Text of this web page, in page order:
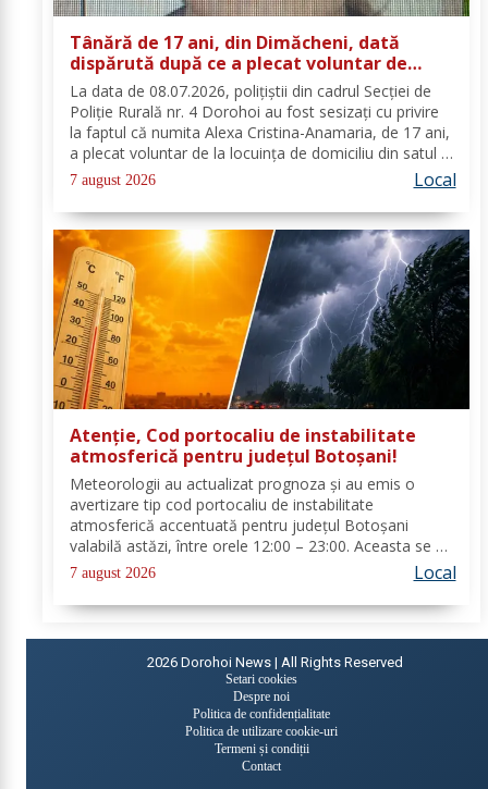
Tânără de 17 ani, din Dimăcheni, dată
dispărută după ce a plecat voluntar de
acasă și nu a mai revenit
La data de 08.07.2026, polițiștii din cadrul Secției de
Poliție Rurală nr. 4 Dorohoi au fost sesizați cu privire
la faptul că numita Alexa Cristina-Anamaria, de 17 ani,
a plecat voluntar de la locuința de domiciliu din satul și
comuna Dimăcheni, județul Botoșani. Semnalmentele
numitei Alexa...
7 august 2026 Local
Atenție, Cod portocaliu de instabilitate
atmosferică pentru județul Botoșani!
Meteorologii au actualizat prognoza și au emis o
avertizare tip cod portocaliu de instabilitate
atmosferică accentuată pentru județul Botoșani
valabilă astăzi, între orele 12:00 – 23:00. Aceasta se va
manifesta prin intensificări ale vântului, vijelii puternice
(rafale de 70...90 km/h), averse...
7 august 2026 Local
2026 Dorohoi News | All Rights Reserved
Setari cookies
Despre noi
Politica de confidențialitate
Politica de utilizare cookie-uri
Termeni și condiții
Contact